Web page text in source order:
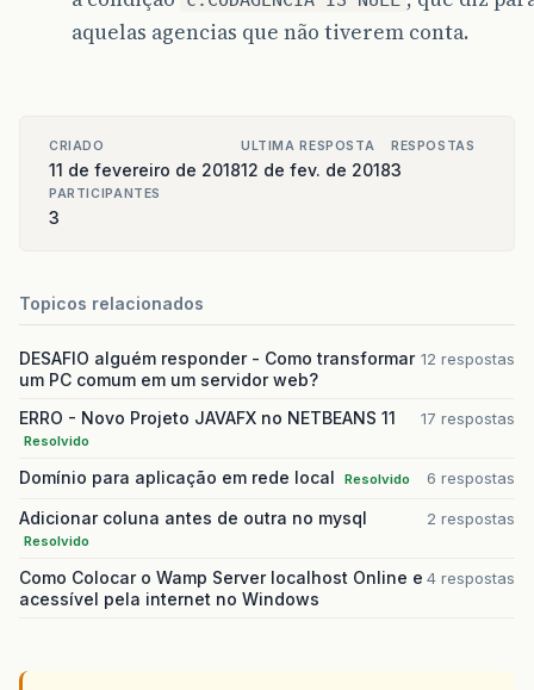
aquelas agencias que não tiverem conta.
CRIADO
11 de fevereiro de 2018
ULTIMA RESPOSTA
12 de fev. de 2018
RESPOSTAS
3
PARTICIPANTES
3
Topicos relacionados
DESAFIO alguém responder - Como transformar
um PC comum em um servidor web?
12 respostas
ERRO - Novo Projeto JAVAFX no NETBEANS 11
Resolvido
17 respostas
Domínio para aplicação em rede local Resolvido 6 respostas
Adicionar coluna antes de outra no mysql
Resolvido
2 respostas
Como Colocar o Wamp Server localhost Online e
acessível pela internet no Windows
4 respostas